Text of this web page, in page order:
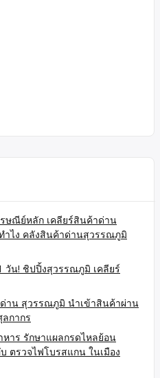
ษณีย์หลัก เคลียร์สินค้าด่าน
ไง คลังสินค้าด่านสุวรรณภูมิ
วัน! ชิปปิ้งสุวรรณภูมิ เคลียร์
าน สุวรรณภูมิ นำเข้าสินค้าผ่าน
กากร
หาร รักษาแผลกรดไหลย้อน
ตรวจไฟโบรสแกน ในเมือง